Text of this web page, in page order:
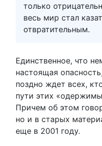
только
весь мир стал
отвратительным.
Единственное, что
настоящая
поздно ждет всех,
пути этих
Причем об этом
но и в старых
еще в 2001 году.